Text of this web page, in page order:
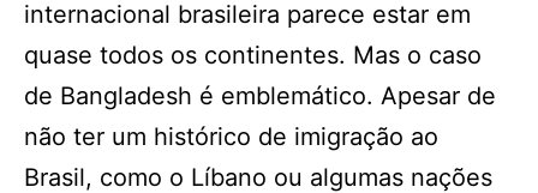
internacional brasileira parece estar em
quase todos os continentes. Mas o caso
de Bangladesh é emblemático. Apesar de
não ter um histórico de imigração ao
Brasil, como o Líbano ou algumas nações